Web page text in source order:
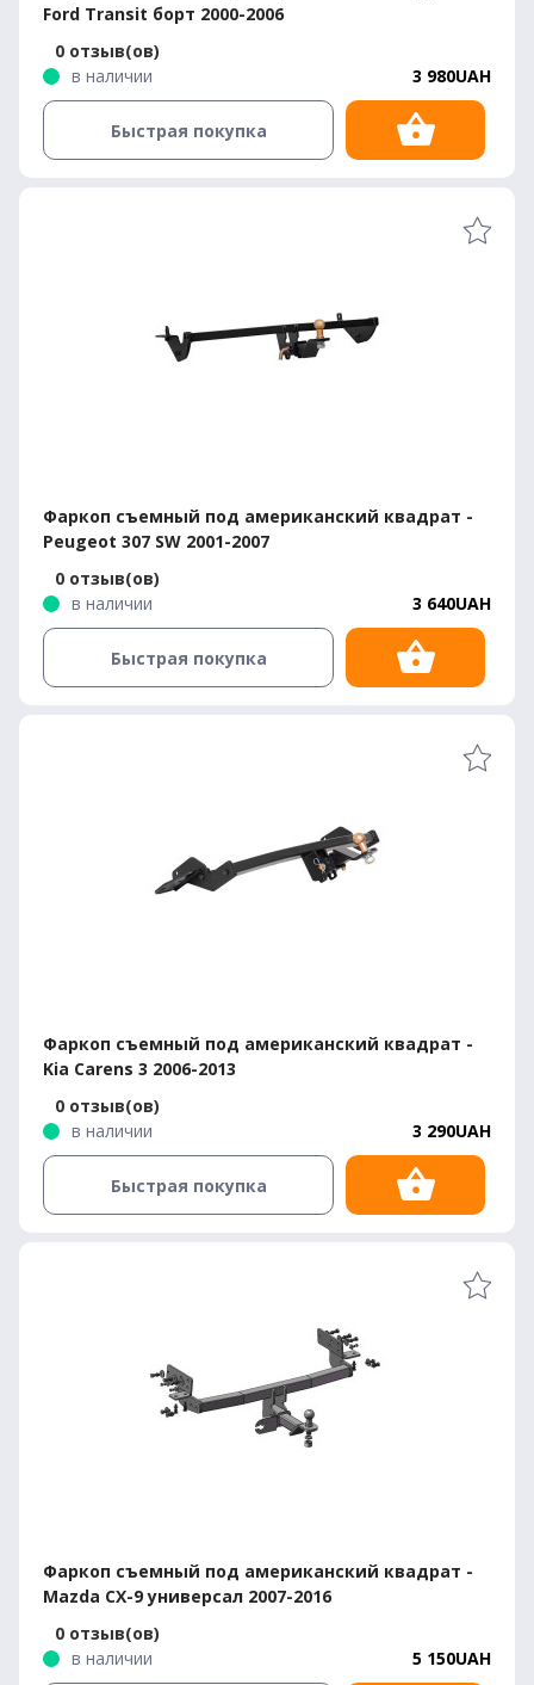
Ford Transit борт 2000-2006
0 отзыв(ов)
в наличии
3 980UAH
Быстрая покупка
Фаркоп съемный под американский квадрат -
Peugeot 307 SW 2001-2007
0 отзыв(ов)
в наличии
3 640UAH
Быстрая покупка
Фаркоп съемный под американский квадрат -
Kia Carens 3 2006-2013
0 отзыв(ов)
в наличии
3 290UAH
Быстрая покупка
Фаркоп съемный под американский квадрат -
Mazda CX-9 универсал 2007-2016
0 отзыв(ов)
в наличии
5 150UAH